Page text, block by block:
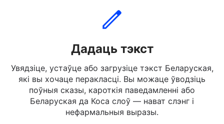
Коса імгненна. Без рэгістрацыі, без падпісак.
Дадаць тэкст
Увядзіце, устаўце або загрузіце тэкст Беларуская,
які вы хочаце перакласці. Вы можаце ўводзіць
поўныя сказы, кароткія паведамленні або